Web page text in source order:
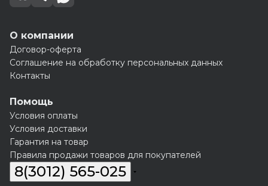
О компании
Договор-оферта
Соглашение на обработку персональных данных
Контакты
Помощь
Условия оплаты
Условия доставки
Гарантия на товар
Правила продажи товаров для покупателей
8(3012) 565-025